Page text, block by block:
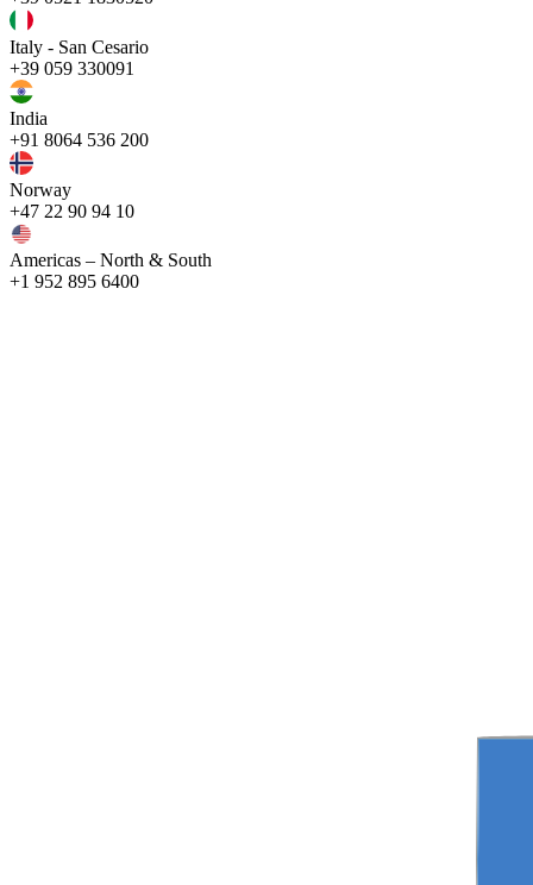
Italy - San Cesario
+39 059 330091
India
+91 8064 536 200
Norway
+47 22 90 94 10
Americas – North & South
+1 952 895 6400